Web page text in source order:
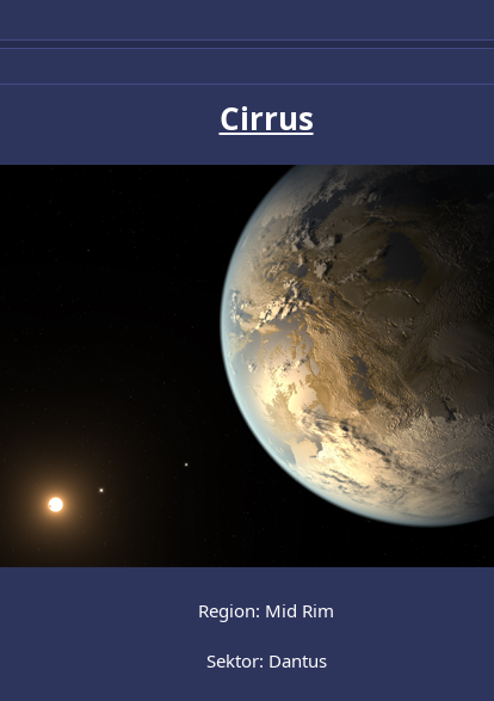
Cirrus
Region: Mid Rim
Sektor: Dantus